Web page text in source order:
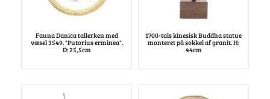
Fauna Danica tallerken med
væsel 3549. "Putorius erminea".
D: 25,5cm
1700-tals kinesisk Buddha statue
monteret på sokkel af granit. H:
44cm